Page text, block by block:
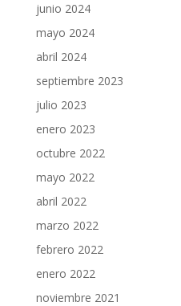
junio 2024
mayo 2024
abril 2024
septiembre 2023
julio 2023
enero 2023
octubre 2022
mayo 2022
abril 2022
marzo 2022
febrero 2022
enero 2022
noviembre 2021